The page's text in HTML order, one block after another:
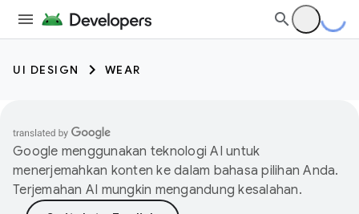
UI DESIGN WEAR
Google menggunakan teknologi AI untuk
menerjemahkan konten ke dalam bahasa pilihan Anda.
Terjemahan AI mungkin mengandung kesalahan.